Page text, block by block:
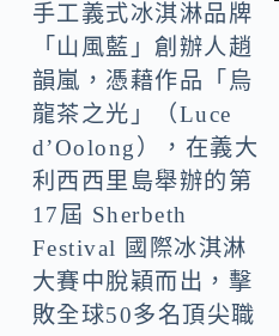
手工義式冰淇淋品牌
「山風藍」創辦人趙
韻嵐，憑藉作品「烏
龍茶之光」（Luce
d’Oolong），在義大
利西西里島舉辦的第
17屆 Sherbeth
Festival 國際冰淇淋
大賽中脫穎而出，擊
敗全球50多名頂尖職